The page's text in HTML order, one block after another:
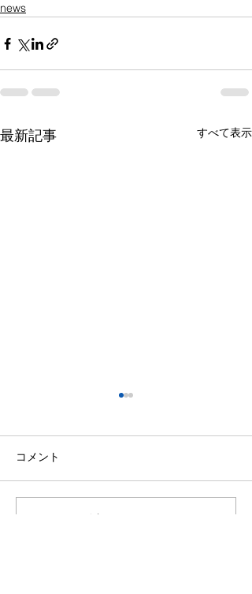
news
最新記事 すべて表示
夏季休業のお知らせ
コメント
コメントを追加…